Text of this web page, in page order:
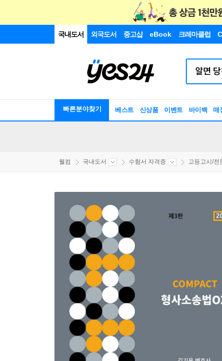
국내도서 외국도서 중고샵 eBook 크레마클럽
빠른분야찾기 베스트 신상품 이벤트 바이백 매
웰컴 국내도서 수험서 자격증 고등고시/전